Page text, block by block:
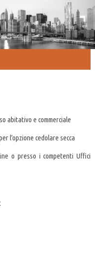
e commerciale
l’opzione cedolare secca
presso i competenti Uffici